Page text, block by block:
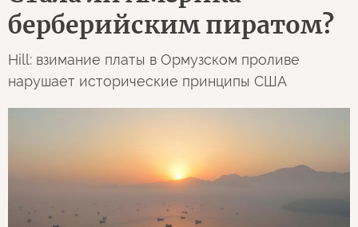
берберийским пиратом?
Hill: взимание платы в Ормузском проливе
нарушает исторические принципы США